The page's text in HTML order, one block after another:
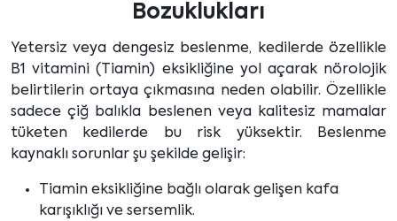
Bozuklukları
Yetersiz veya dengesiz beslenme, kedilerde özellikle
B1 vitamini (Tiamin) eksikliğine yol açarak nörolojik
belirtilerin ortaya çıkmasına neden olabilir. Özellikle
sadece çiğ balıkla beslenen veya kalitesiz mamalar
tüketen kedilerde bu risk yüksektir. Beslenme
kaynaklı sorunlar şu şekilde gelişir:
Tiamin eksikliğine bağlı olarak gelişen kafa
karışıklığı ve sersemlik.